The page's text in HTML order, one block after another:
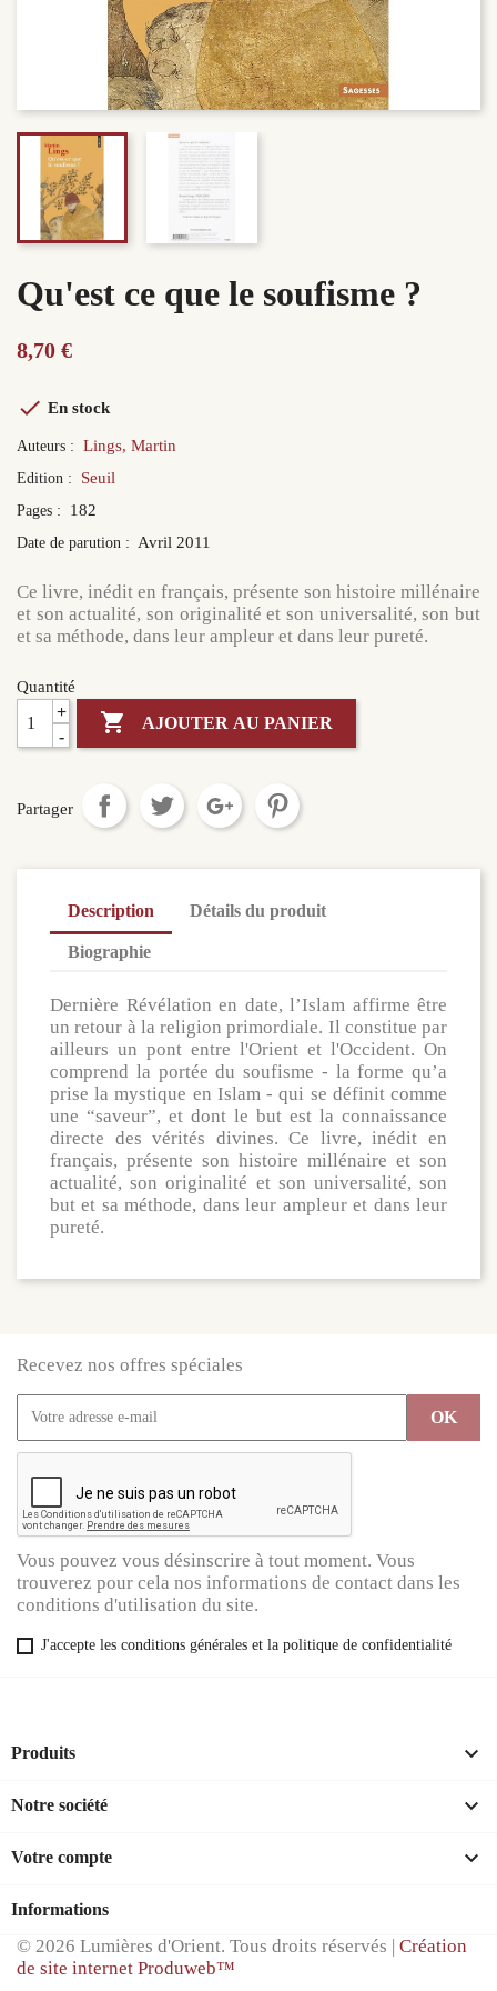
Qu'est ce que le soufisme ?
8,70 €
 En stock
Auteurs : Lings, Martin
Edition : Seuil
Pages : 182
Date de parution : Avril 2011
Ce livre, inédit en français, présente son histoire millénaire
et son actualité, son originalité et son universalité, son but
et sa méthode, dans leur ampleur et dans leur pureté.
Quantité
+
 AJOUTER AU PANIER
Partager
Description Détails du produit
Biographie
Dernière Révélation en date, l’Islam affirme être
un retour à la religion primordiale. Il constitue par
ailleurs un pont entre l'Orient et l'Occident. On
comprend la portée du soufisme - la forme qu’a
prise la mystique en Islam - qui se définit comme
une “saveur”, et dont le but est la connaissance
directe des vérités divines. Ce livre, inédit en
français, présente son histoire millénaire et son
actualité, son originalité et son universalité, son
but et sa méthode, dans leur ampleur et dans leur
pureté.
Recevez nos offres spéciales
Vous pouvez vous désinscrire à tout moment. Vous
trouverez pour cela nos informations de contact dans les
conditions d'utilisation du site.
J'accepte les conditions générales et la politique de confidentialité
Produits 
Notre société 
Votre compte 
Informations
© 2026 Lumières d'Orient. Tous droits réservés | Création
de site internet Produweb™